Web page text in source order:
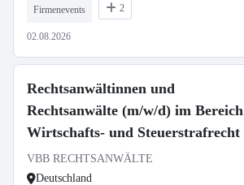
Firmenevents 2
02.08.2026
Rechtsanwältinnen und
Rechtsanwälte (m/w/d) im Bereich
Wirtschafts- und Steuerstrafrecht
VBB RECHTSANWÄLTE
Deutschland